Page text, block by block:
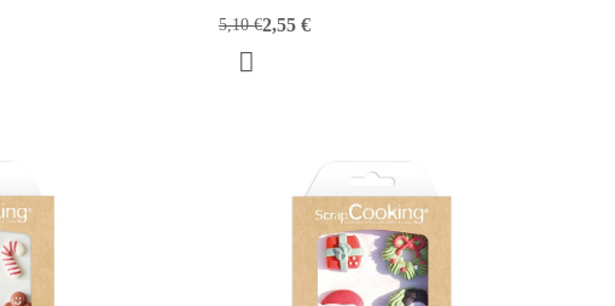
5,10 €2,55 €